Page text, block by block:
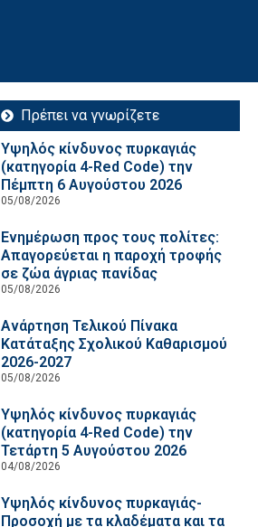
Πρέπει να γνωρίζετε
Υψηλός κίνδυνος πυρκαγιάς
(κατηγορία 4-Red Code) την
Πέμπτη 6 Αυγούστου 2026
05/08/2026
Ενημέρωση προς τους πολίτες:
Απαγορεύεται η παροχή τροφής
σε ζώα άγριας πανίδας
05/08/2026
Ανάρτηση Τελικού Πίνακα
Κατάταξης Σχολικού Καθαρισμού
2026-2027
05/08/2026
Υψηλός κίνδυνος πυρκαγιάς
(κατηγορία 4-Red Code) την
Τετάρτη 5 Αυγούστου 2026
04/08/2026
Υψηλός κίνδυνος πυρκαγιάς-
Προσοχή με τα κλαδέματα και τα